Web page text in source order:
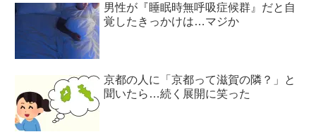
男性が『睡眠時無呼吸症候群』だと自
覚したきっかけは…マジか
京都の人に「京都って滋賀の隣？」と
聞いたら…続く展開に笑った